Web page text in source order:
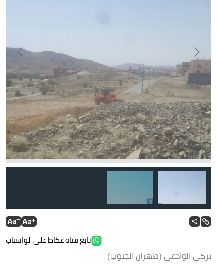
احدى المعدات تقوم بعملية الإزالة. (عكاظ)
تابع قناة عكاظ على الواتساب
تركي الوادعي (ظهران الجنوب)